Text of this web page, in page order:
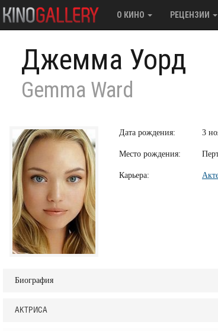
О КИНО РЕЦЕНЗИИ
Джемма Уорд
Gemma Ward
Дата рождения: 3
Место рождения:
Карьера:
Биография
АКТРИСА